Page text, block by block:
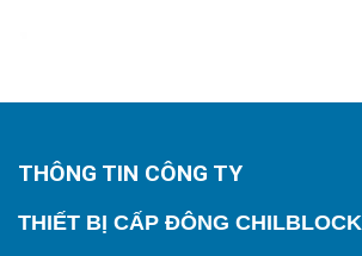
THÔNG TIN CÔNG TY
THIẾT BỊ CẤP ĐÔNG CHILBLOCK